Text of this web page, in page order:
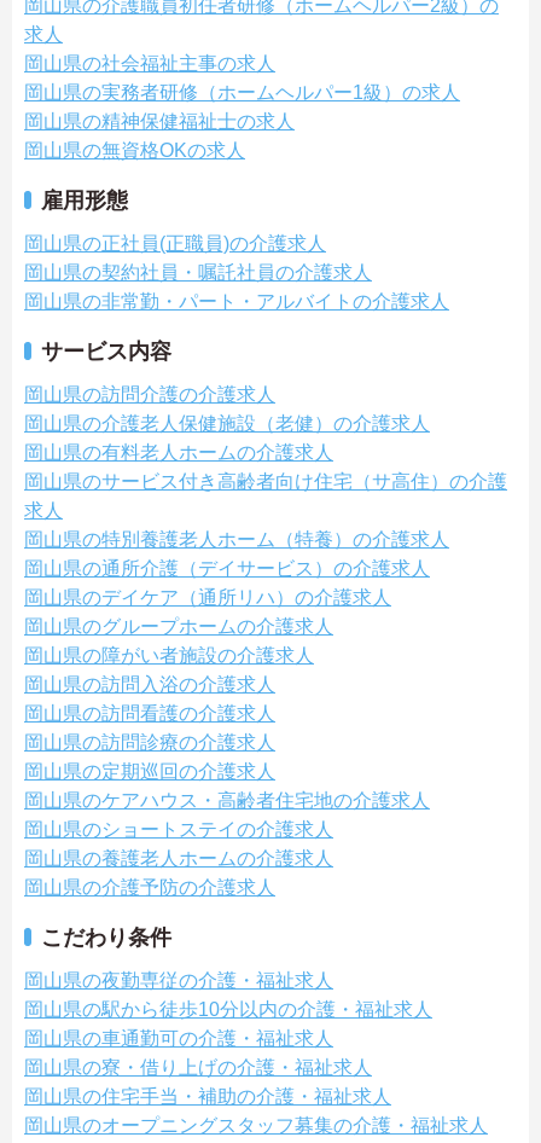
岡山県の介護職員初任者研修（ホームヘルパー2級）の
求人
岡山県の社会福祉主事の求人
岡山県の実務者研修（ホームヘルパー1級）の求人
岡山県の精神保健福祉士の求人
岡山県の無資格OKの求人
雇用形態
岡山県の正社員(正職員)の介護求人
岡山県の契約社員・嘱託社員の介護求人
岡山県の非常勤・パート・アルバイトの介護求人
サービス内容
岡山県の訪問介護の介護求人
岡山県の介護老人保健施設（老健）の介護求人
岡山県の有料老人ホームの介護求人
岡山県のサービス付き高齢者向け住宅（サ高住）の介護
求人
岡山県の特別養護老人ホーム（特養）の介護求人
岡山県の通所介護（デイサービス）の介護求人
岡山県のデイケア（通所リハ）の介護求人
岡山県のグループホームの介護求人
岡山県の障がい者施設の介護求人
岡山県の訪問入浴の介護求人
岡山県の訪問看護の介護求人
岡山県の訪問診療の介護求人
岡山県の定期巡回の介護求人
岡山県のケアハウス・高齢者住宅地の介護求人
岡山県のショートステイの介護求人
岡山県の養護老人ホームの介護求人
岡山県の介護予防の介護求人
こだわり条件
岡山県の夜勤専従の介護・福祉求人
岡山県の駅から徒歩10分以内の介護・福祉求人
岡山県の車通勤可の介護・福祉求人
岡山県の寮・借り上げの介護・福祉求人
岡山県の住宅手当・補助の介護・福祉求人
岡山県のオープニングスタッフ募集の介護・福祉求人